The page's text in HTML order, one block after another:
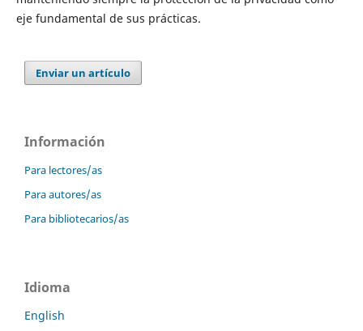
eje fundamental de sus prácticas.
Enviar un artículo
Información
Para lectores/as
Para autores/as
Para bibliotecarios/as
Idioma
English